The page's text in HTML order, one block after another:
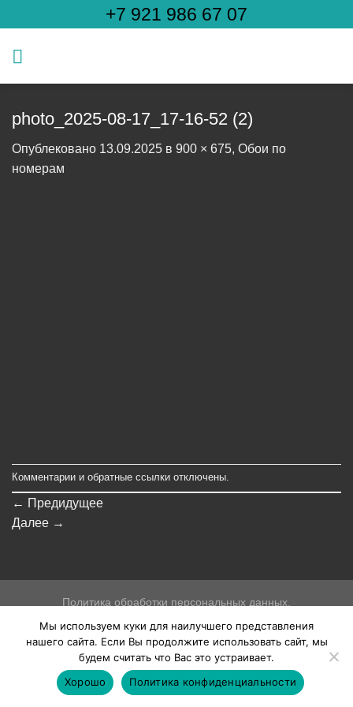
to
content
+7 921 986 67 07
photo_2025-08-17_17-16-52 (2)
Опублековано 13.09.2025 в 900 × 675, Обои по
номерам
Комментарии и обратные ссылки отключены.
← Предидущее
Далее →
Политика обработки персональных данных.
Copyright 2026 ©Holstpechat Создание и продвижение сайтов
Мы используем куки для наилучшего представления
нашего сайта. Если Вы продолжите использовать сайт, мы
будем считать что Вас это устраивает.
Хорошо
Политика конфиденциальности